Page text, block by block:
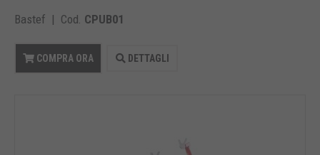
Bastef | Cod. CPUB01
COMPRA ORA DETTAGLI